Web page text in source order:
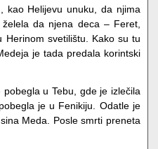
kao Helijevu unuku, da njima
da njena deca – Feret,
Herinom svetilištu. Kako su tu
je tada predala korintski
u Tebu, gde je izlečila
je u Fenikiju. Odatle je
Meda. Posle smrti preneta